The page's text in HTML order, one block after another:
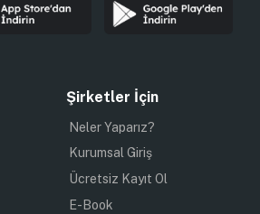
Şirketler İçin
Neler Yaparız?
Kurumsal Giriş
Ücretsiz Kayıt Ol
E-Book